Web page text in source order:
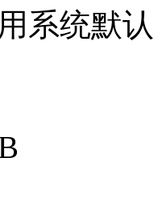
系统默认